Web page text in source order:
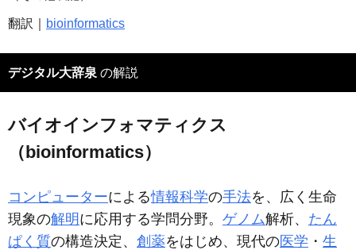
翻訳｜ bioinformatics
デジタル大辞泉 の解説
バイオインフォマティクス
（bioinformatics）
コンピューターによる情報科学の手法を、広く生命
現象の解明 に応用する学問分野。 ゲノム解析、 たん
ぱく質の構造決定、 創薬をはじめ、現代の医学 ・ 生